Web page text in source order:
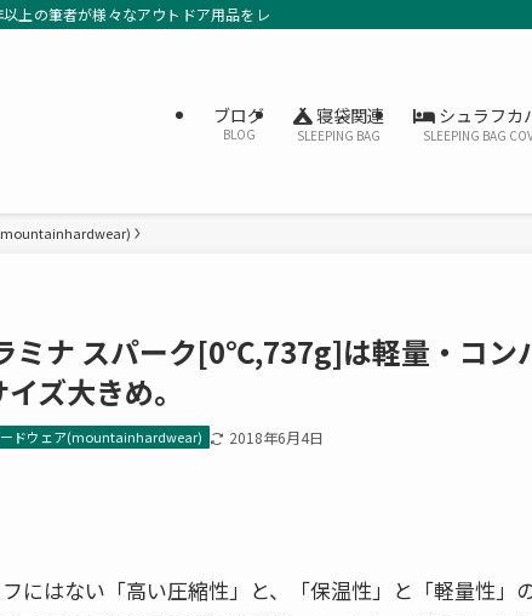
の筆者が様々なアウトドア用品をレビューしています。
ブログ
BLOG
寝袋関連
SLEEPING BAG
シュラフカ
SLEEPING BAG
ミナ スパーク[0℃,737g]は軽量・コン
ズ大きめ。
ードウェア(mountainhardwear) 2018年6月4日
にはない「高い圧縮性」と、「保温性」と「軽量性」